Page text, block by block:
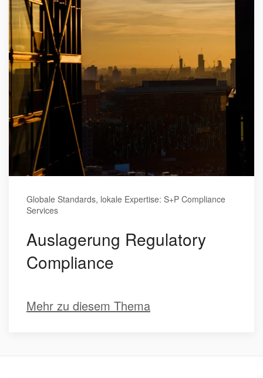
Globale Standards, lokale Expertise: S+P Compliance
Services
Auslagerung Regulatory
Compliance
Mehr zu diesem Thema